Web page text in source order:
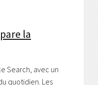
la
Search, avec un
quotidien. Les